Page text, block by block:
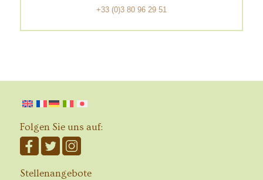
+33 (0)3 80 96 29 51
Folgen Sie uns auf:
Stellenangebote